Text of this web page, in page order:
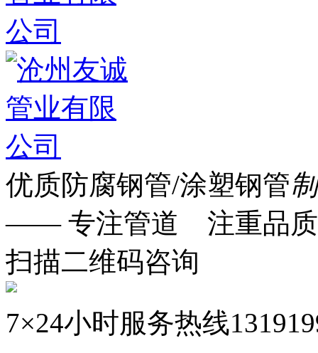
优质防腐钢管/涂塑钢管
—— 专注管道 注重品
扫描二维码咨询
7×24小时服务热线